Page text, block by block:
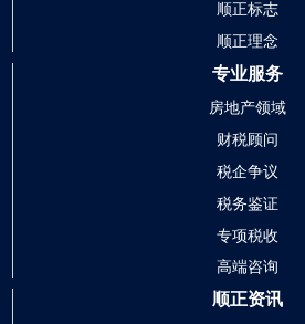
顺正标志
顺正理念
专业服务
房地产领域
财税顾问
税企争议
税务鉴证
专项税收
高端咨询
顺正资讯